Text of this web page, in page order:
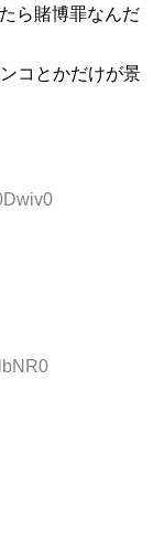
ら賭博罪なんだ
コとかだけが景